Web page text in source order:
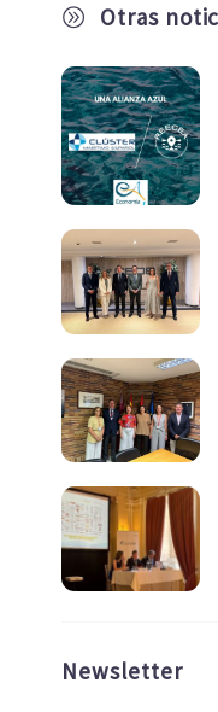
A Otras
Newsletter